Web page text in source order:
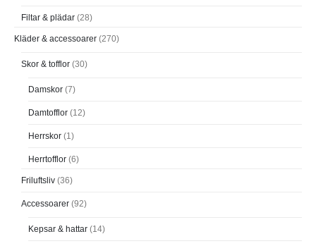
Filtar & plädar (28)
Kläder & accessoarer (270)
Skor & tofflor (30)
Damskor (7)
Damtofflor (12)
Herrskor (1)
Herrtofflor (6)
Friluftsliv (36)
Accessoarer (92)
Kepsar & hattar (14)